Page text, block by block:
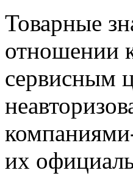
Товарные
отношении
сервисным
их